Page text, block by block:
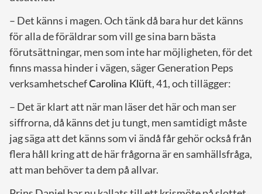
– Det känns i magen. Och tänk då bara hur det känns
för alla de föräldrar som vill ge sina barn bästa
förutsättningar, men som inte har möjligheten, för det
finns massa hinder i vägen, säger Generation Peps
verksamhetschefCarolina Klüft, 41, och tillägger:
– Det är klart att när man läser det här och man ser
siffrorna, då känns det ju tungt, men samtidigt måste
jag säga att det känns som vi ändå får gehör också från
flera håll kring att de här frågorna är en samhällsfråga,
att man behöver ta dem på allvar.